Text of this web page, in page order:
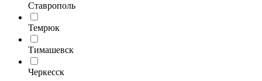
Ставрополь
Темрюк
Тимашевск
Черкесск